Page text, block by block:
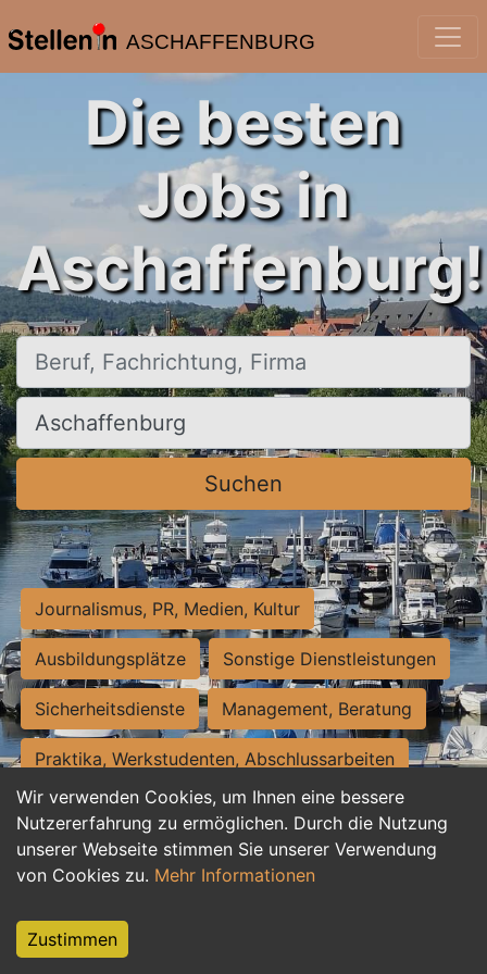
ASCHAFFENBURG
Wir verwenden Cookies, um Ihnen eine bessere
Nutzererfahrung zu ermöglichen. Durch die Nutzung
unserer Webseite stimmen Sie unserer Verwendung
von Cookies zu. Mehr Informationen
Zustimmen
Die besten
Jobs in
Aschaffenburg!
Beruf, Fachrichtung, Firma
Ort, Stadt
Suchen
Journalismus, PR, Medien, Kultur
Ausbildungsplätze Sonstige Dienstleistungen
Sicherheitsdienste Management, Beratung
Praktika, Werkstudenten, Abschlussarbeiten
Personalwesen Assistenz, Sekretariat
Hilfskräfte, Aushilfs- und Nebenjobs
Weiterbildung, Studium, duale Ausbildung